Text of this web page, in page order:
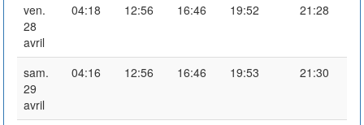
ven.
28
avril
04:18 12:56 16:46 19:52 21:28
sam.
29
avril
04:16 12:56 16:46 19:53 21:30